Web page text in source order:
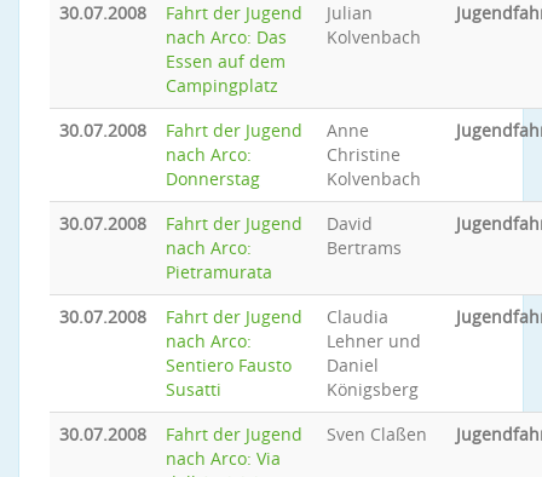
30.07.2008
Fahrt der Jugend
nach Arco: Das
Essen auf dem
Campingplatz
Julian
Kolvenbach
30.07.2008
Fahrt der Jugend
nach Arco:
Donnerstag
Anne
Christine
Kolvenbach
30.07.2008
Fahrt der Jugend
nach Arco:
Pietramurata
David
Bertrams
30.07.2008
Fahrt der Jugend
nach Arco:
Sentiero Fausto
Susatti
Claudia
Lehner und
Daniel
Königsberg
30.07.2008
Fahrt der Jugend
nach Arco: Via
Sven Claßen